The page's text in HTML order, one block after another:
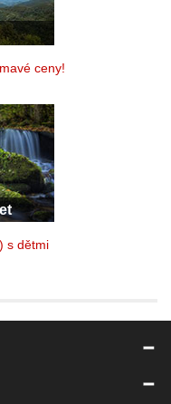
ceny!
s dětmi